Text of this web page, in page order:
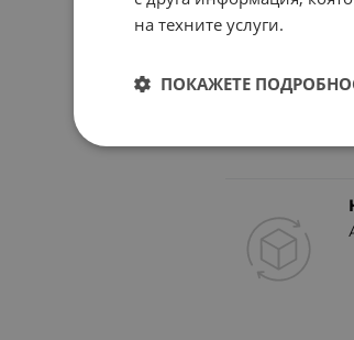
на техните услуги.
ПОКАЖЕТЕ